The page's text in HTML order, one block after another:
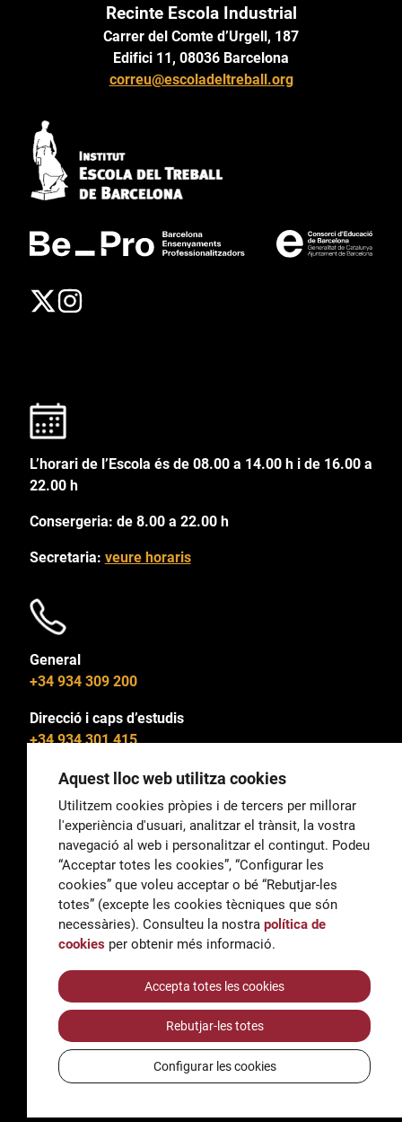
Recinte Escola Industrial
Carrer del Comte d’Urgell, 187
Edifici 11, 08036 Barcelona
correu@escoladeltreball.org
L’horari de l’Escola és de 08.00 a 14.00 h i de 16.00 a
22.00 h
Consergeria: de 8.00 a 22.00 h
Secretaria: veure horaris
General
+34 934 309 200
Direcció i caps d’estudis
+34 934 301 415
General
correu@escoladeltreball.org
Informació
informacio@escoladeltreball.org
AccessibilitatAvís legal i Política de Privacitat
Política de cookies
Crèdits
Aquest lloc web utilitza cookies
Utilitzem cookies pròpies i de tercers per millorar
l'experiència d'usuari, analitzar el trànsit, la vostra
navegació al web i personalitzar el contingut. Podeu
“Acceptar totes les cookies”, “Configurar les
cookies” que voleu acceptar o bé “Rebutjar-les
totes” (excepte les cookies tècniques que són
necessàries). Consulteu la nostra política de
cookies per obtenir més informació.
Accepta totes les cookies
Rebutjar-les totes
Configurar les cookies